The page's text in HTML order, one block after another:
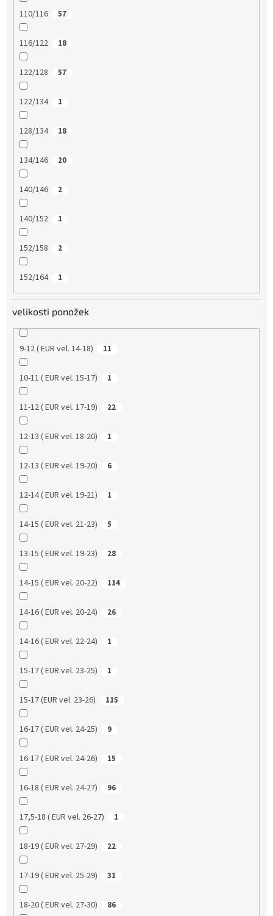
110/116 57
116/122 18
122/128 57
122/134 1
128/134 18
134/146 20
140/146 2
140/152 1
152/158 2
152/164 1
velikosti ponožek
9-12 ( EUR vel. 14-18) 11
10-11 ( EUR vel. 15-17) 1
11-12 ( EUR vel. 17-19) 22
12-13 ( EUR vel. 18-20) 1
12-13 ( EUR vel. 19-20) 6
12-14 ( EUR vel. 19-21) 1
14-15 ( EUR vel. 21-23) 5
13-15 ( EUR vel. 19-23) 28
14-15 ( EUR vel. 20-22) 114
14-16 ( EUR vel. 20-24) 26
14-16 ( EUR vel. 22-24) 1
15-17 ( EUR vel. 23-25) 1
15-17 (EUR vel. 23-26) 115
16-17 ( EUR vel. 24-25) 9
16-17 ( EUR vel. 24-26) 15
16-18 ( EUR vel. 24-27) 96
17,5-18 ( EUR vel. 26-27) 1
18-19 ( EUR vel. 27-29) 22
17-19 ( EUR vel. 25-29) 31
18-20 ( EUR vel. 27-30) 86